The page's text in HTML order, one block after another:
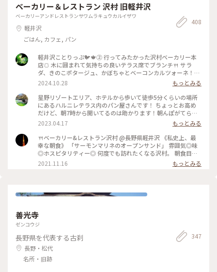
っぷ旅 #美しい町 #オーガニック建築
ベーカリー＆レストラン 沢村 旧軽井沢
ベーカリーアンドレストランサワムラキュウカルイザワ
軽井沢
ごはん, カフェ, パン
408
軽井沢ことりっぷ🐦️🍁② 行ってみたかった沢村ベーカリー本
店🍞 木に囲まれて気持ちの良いテラス席でブランチ🍴 サラ
ダ、きのこポタージュ、かぼちゃとベーコンカルツォーネ！軽
井沢限定の言葉に惹かれてカルツォーネを選びました😋♡♫ご
ろごろ肉厚ベーコン、濃厚チーズがとろ〜り、かぼちゃの甘さ
も美味しくて秋を感じました🎃💕 ショーケースは横に長〜く
てパンの品揃えも豊富で買いたくなりましたが新宿に帰ったら
買えるからなぁと眺めて我慢〜😊💓 #沢村ベーカリー #ベーカ
リー＆レストラン沢村 #本店 #旧軽井沢 #緑がきれい #緑に囲
まれて #ブランチ #カルツォーネ #ベーカリー #軽井沢 #限定 #
軽井沢ことりっぷ
2024.10.28
もっとみる
星野リゾートエリア、ホテルから歩いて徒歩5分くらいの場所
にあるハルニレテラス内のパン屋さんです！ ちょっとお高め
だけど、朝7時から開いてるのは助かります！朝んぽがてら行
ってみてはいかがでしょうか？ 小鳥のさえずり、川のせせら
ぎに癒されながら、美味しいパンが堪能できます😊 #パン屋 #
軽井沢 #私のことりっぷ旅
2023.04.17
もっとみる
🍴ベーカリー&レストラン沢村 @長野県軽井沢 《私史上、最
幸な朝食》 「サーモンマリネのオープンサンド」 雰囲気◎味
◎ホスピタリティー◎ 何度でも訪れたくなる沢村。 朝食目当
てに朝早くから混雑することもあるそう。 それでも食べたくな
る沢村のモーニング。 私は軽井沢でのモーニングは沢村一択で
ン #モーニング #私のことりっぷ
2021.11.16 もっとみる
善光寺
ゼンコウジ
長野県を代表する古刹
長野・松代
名所・旧跡
347